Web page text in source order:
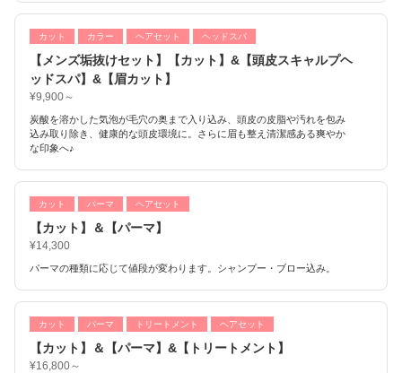
カット カラー ヘアセット ヘッドスパ
【メンズ垢抜けセット】【カット】&【頭皮スキャルプヘ
ッドスパ】&【眉カット】
¥9,900～
炭酸を溶かした気泡が毛穴の奥まで入り込み、頭皮の皮脂や汚れを包み
込み取り除き、健康的な頭皮環境に。さらに眉も整え清潔感ある爽やか
な印象へ♪
カット パーマ ヘアセット
【カット】＆【パーマ】
¥14,300
パーマの種類に応じて値段が変わります。シャンプー・ブロー込み。
カット パーマ トリートメント ヘアセット
【カット】＆【パーマ】&【トリートメント】
¥16,800～